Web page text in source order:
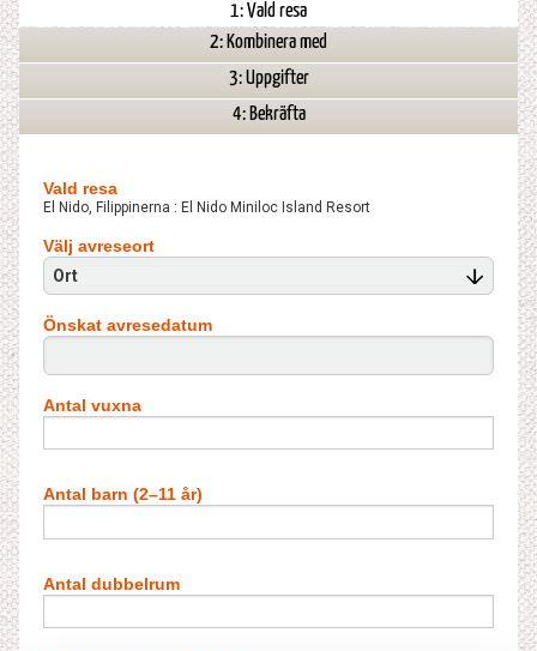
1: Vald resa
2: Kombinera med
3: Uppgifter
4: Bekräfta
Vald resa
El Nido, Filippinerna : El Nido Miniloc Island Resort
Välj avreseort
Ort
Önskat avresedatum
Antal vuxna
Antal barn (2–11 år)
Antal dubbelrum